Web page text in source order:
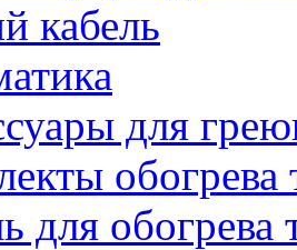
кабель
для
обогрева
для обогрева